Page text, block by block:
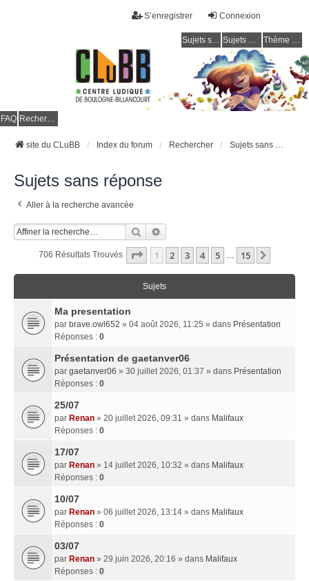
Connexion
S’enregistrer
Sujets sans réponse Sujets actifs Thème clair / foncé
FAQ Rechercher
site du CLuBB Index du forum Rechercher Sujets sans réponse
Sujets sans réponse
Aller à la recherche avancée
Rechercher
706 Résultats Trouvés Page 1Sur
1 2 3 4 5 … 15
Sujets
Ma presentation
par brave.owl652 » 04 août 2026, 11:25 » dans Présentation
Réponses : 0
Présentation de gaetanver06
par gaetanver06 » 30 juillet 2026, 01:37 » dans Présentation
Réponses : 0
25/07
par Renan » 20 juillet 2026, 09:31 » dans Malifaux
Réponses : 0
17/07
par Renan » 14 juillet 2026, 10:32 » dans Malifaux
Réponses : 0
10/07
par Renan » 06 juillet 2026, 13:14 » dans Malifaux
Réponses : 0
03/07
par Renan » 29 juin 2026, 20:16 » dans Malifaux
Réponses : 0